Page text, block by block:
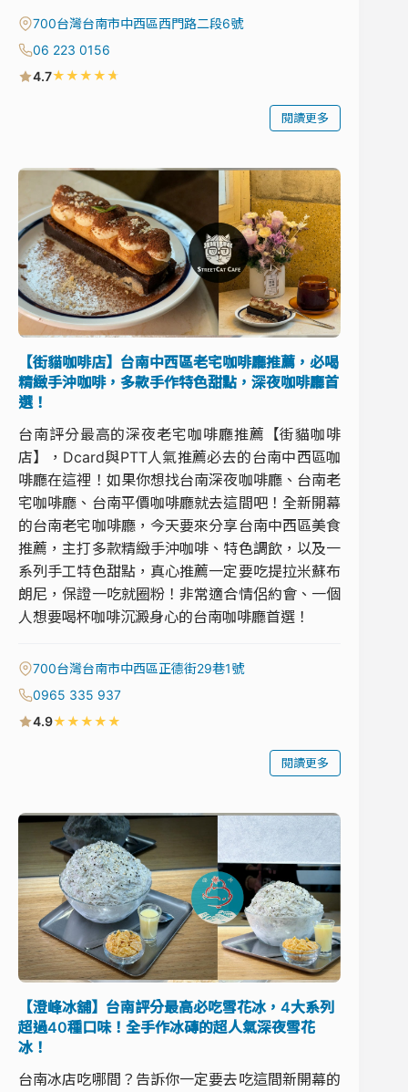
700台灣台南市中西區西門路二段6號
06 223 0156
4.7★★★★★
閱讀更多
【街貓咖啡店】台南中西區老宅咖啡廳推薦，必喝
精緻手沖咖啡，多款手作特色甜點，深夜咖啡廳首
選！
台南評分最高的深夜老宅咖啡廳推薦【街貓咖啡
店】，Dcard與PTT人氣推薦必去的台南中西區咖
啡廳在這裡！如果你想找台南深夜咖啡廳、台南老
宅咖啡廳、台南平價咖啡廳就去這間吧！全新開幕
的台南老宅咖啡廳，今天要來分享台南中西區美食
推薦，主打多款精緻手沖咖啡、特色調飲，以及一
系列手工特色甜點，真心推薦一定要吃提拉米蘇布
朗尼，保證一吃就圈粉！非常適合情侶約會、一個
人想要喝杯咖啡沉澱身心的台南咖啡廳首選！
700台灣台南市中西區正德街29巷1號
0965 335 937
4.9★★★★★
閱讀更多
【澄峰冰舖】台南評分最高必吃雪花冰，4大系列
超過40種口味！全手作冰磚的超人氣深夜雪花
冰！
台南冰店吃哪間？告訴你一定要去吃這間新開幕的